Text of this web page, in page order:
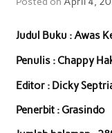
Judul Buku : Awas
Penulis : Chappy
Editor : Dicky
Penerbit : Grasindo